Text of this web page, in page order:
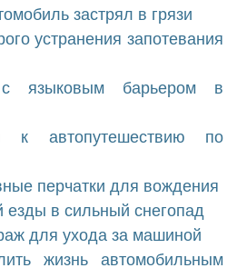
застрял в грязи
устранения запотевания
с языковым барьером в
к автопутешествию по
перчатки для вождения
езды в сильный снегопад
для ухода за машиной
жизнь автомобильным